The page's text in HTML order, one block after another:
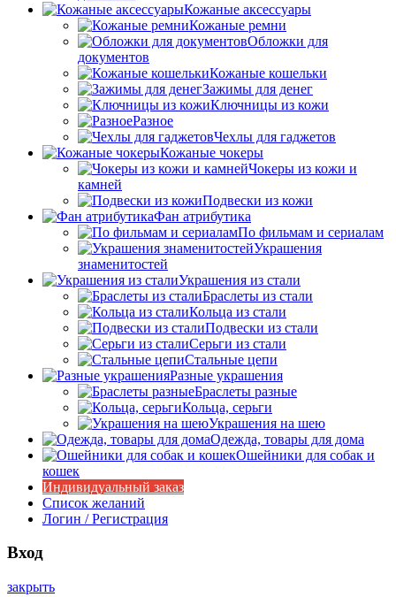
Кожаные аксессуары
Кожаные ремни
Обложки для
документов
Кожаные кошельки
Зажимы для денег
Ключницы из кожи
Разное
Чехлы для гаджетов
Кожаные чокеры
Чокеры из кожи и
камней
Подвески из кожи
Фан атрибутика
По фильмам и сериалам
Украшения
знаменитостей
Украшения из стали
Браслеты из стали
Кольца из стали
Подвески из стали
Серьги из стали
Стальные цепи
Разные украшения
Браслеты разные
Кольца, серьги
Украшения на шею
Одежда, товары для дома
Ошейники для собак и
кошек
Индивидуальный заказ
Список желаний
Логин / Регистрация
Вход
закрыть